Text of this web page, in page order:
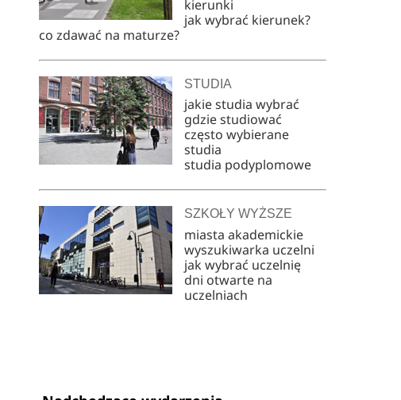
kierunki
jak wybrać kierunek?
co zdawać na maturze?
STUDIA
jakie studia wybrać
gdzie studiować
często wybierane
studia
studia podyplomowe
SZKOŁY WYŻSZE
miasta akademickie
wyszukiwarka uczelni
jak wybrać uczelnię
dni otwarte na
uczelniach